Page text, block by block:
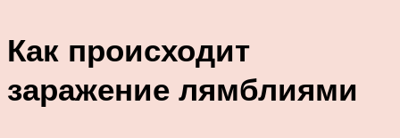
Как происходит
заражение лямблиями